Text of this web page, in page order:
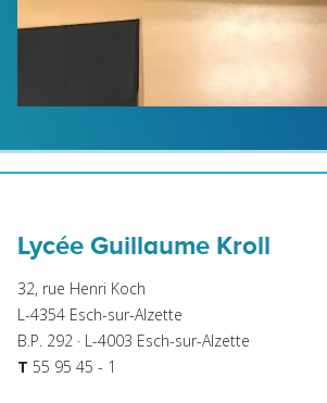
Lycée Guillaume Kroll
32, rue Henri Koch
L-4354 Esch-sur-Alzette
B.P. 292 · L-4003 Esch-sur-Alzette
T 55 95 45 - 1